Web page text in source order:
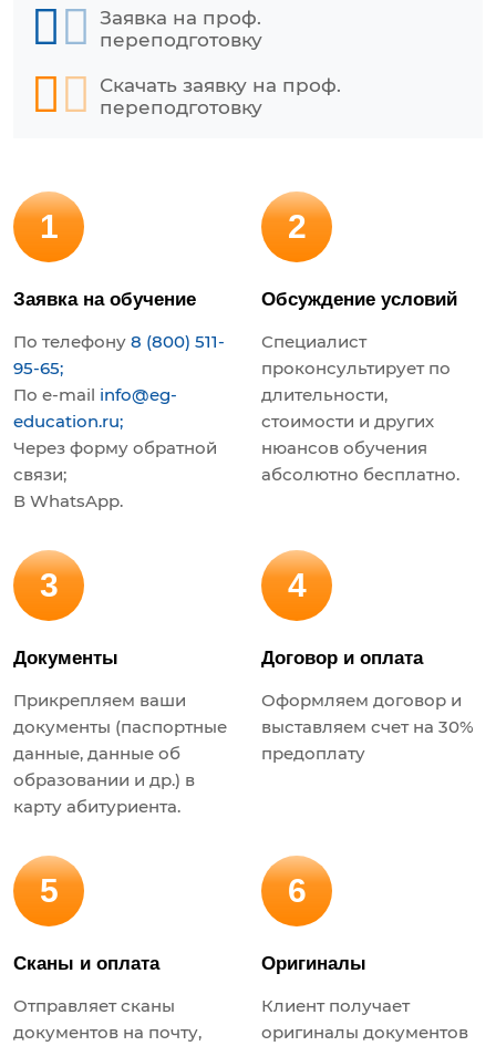
Заявка на проф.
переподготовку
Скачать заявку на проф.
переподготовку
1
Заявка на обучение
По телефону 8 (800) 511-
95-65;
По e-mail info@eg-
education.ru;
Через форму обратной
связи;
В WhatsApp.
2
Обсуждение условий
Специалист
проконсультирует по
длительности,
стоимости и других
нюансов обучения
абсолютно бесплатно.
3
Документы
Прикрепляем ваши
документы (паспортные
данные, данные об
образовании и др.) в
карту абитуриента.
4
Договор и оплата
Оформляем договор и
выставляем счет на 30%
предоплату
5
Сканы и оплата
Отправляет сканы
документов на почту,
6
Оригиналы
Клиент получает
оригиналы документов